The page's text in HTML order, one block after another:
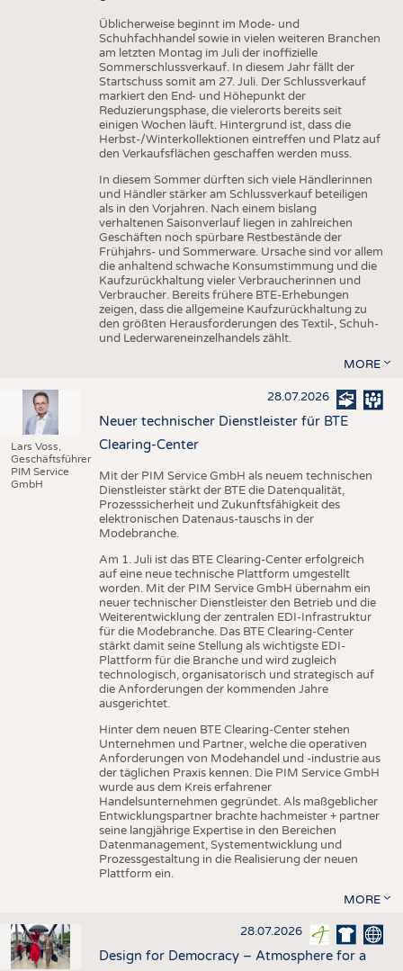
Üblicherweise beginnt im Mode- und
Schuhfachhandel sowie in vielen weiteren Branchen
am letzten Montag im Juli der inoffizielle
Sommerschlussverkauf. In diesem Jahr fällt der
Startschuss somit am 27. Juli. Der Schlussverkauf
markiert den End- und Höhepunkt der
Reduzierungsphase, die vielerorts bereits seit
einigen Wochen läuft. Hintergrund ist, dass die
Herbst-/Winterkollektionen eintreffen und Platz auf
den Verkaufsflächen geschaffen werden muss.
In diesem Sommer dürften sich viele Händlerinnen
und Händler stärker am Schlussverkauf beteiligen
als in den Vorjahren. Nach einem bislang
verhaltenen Saisonverlauf liegen in zahlreichen
Geschäften noch spürbare Restbestände der
Frühjahrs- und Sommerware. Ursache sind vor allem
die anhaltend schwache Konsumstimmung und die
Kaufzurückhaltung vieler Verbraucherinnen und
Verbraucher. Bereits frühere BTE-Erhebungen
zeigen, dass die allgemeine Kaufzurückhaltung zu
den größten Herausforderungen des Textil-, Schuh-
und Lederwareneinzelhandels zählt.
MORE
Lars Voss,
Geschäftsführer
PIM Service
GmbH
28.07.2026
Neuer technischer Dienstleister für BTE
Clearing-Center
Mit der PIM Service GmbH als neuem technischen
Dienstleister stärkt der BTE die Datenqualität,
Prozesssicherheit und Zukunftsfähigkeit des
elektronischen Datenaus-tauschs in der
Modebranche.
Am 1. Juli ist das BTE Clearing-Center erfolgreich
auf eine neue technische Plattform umgestellt
worden. Mit der PIM Service GmbH übernahm ein
neuer technischer Dienstleister den Betrieb und die
Weiterentwicklung der zentralen EDI-Infrastruktur
für die Modebranche. Das BTE Clearing-Center
stärkt damit seine Stellung als wichtigste EDI-
Plattform für die Branche und wird zugleich
technologisch, organisatorisch und strategisch auf
die Anforderungen der kommenden Jahre
ausgerichtet.
Hinter dem neuen BTE Clearing-Center stehen
Unternehmen und Partner, welche die operativen
Anforderungen von Modehandel und -industrie aus
der täglichen Praxis kennen. Die PIM Service GmbH
wurde aus dem Kreis erfahrener
Handelsunternehmen gegründet. Als maßgeblicher
Entwicklungspartner brachte hachmeister + partner
seine langjährige Expertise in den Bereichen
Datenmanagement, Systementwicklung und
Prozessgestaltung in die Realisierung der neuen
Plattform ein.
MORE
28.07.2026
Design for Democracy – Atmosphere for a